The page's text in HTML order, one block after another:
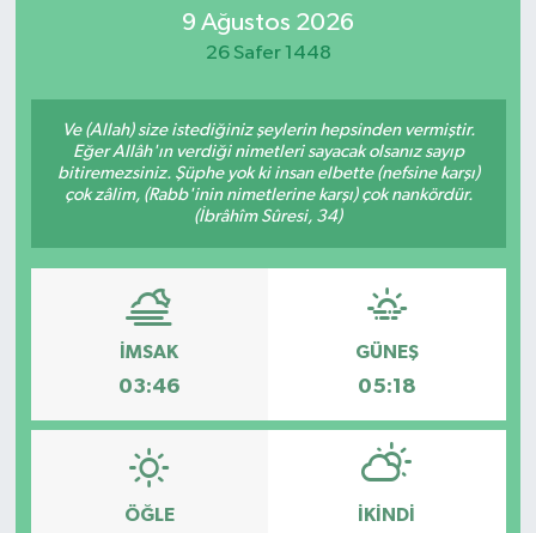
9 Ağustos 2026
26 Safer 1448
Ve (Allah) size istediğiniz şeylerin hepsinden vermiştir.
Eğer Allâh'ın verdiği nimetleri sayacak olsanız sayıp
bitiremezsiniz. Şüphe yok ki insan elbette (nefsine karşı)
çok zâlim, (Rabb'inin nimetlerine karşı) çok nankördür.
(İbrâhîm Sûresi, 34)
İMSAK
03:46
GÜNEŞ
05:18
ÖĞLE İKINDI